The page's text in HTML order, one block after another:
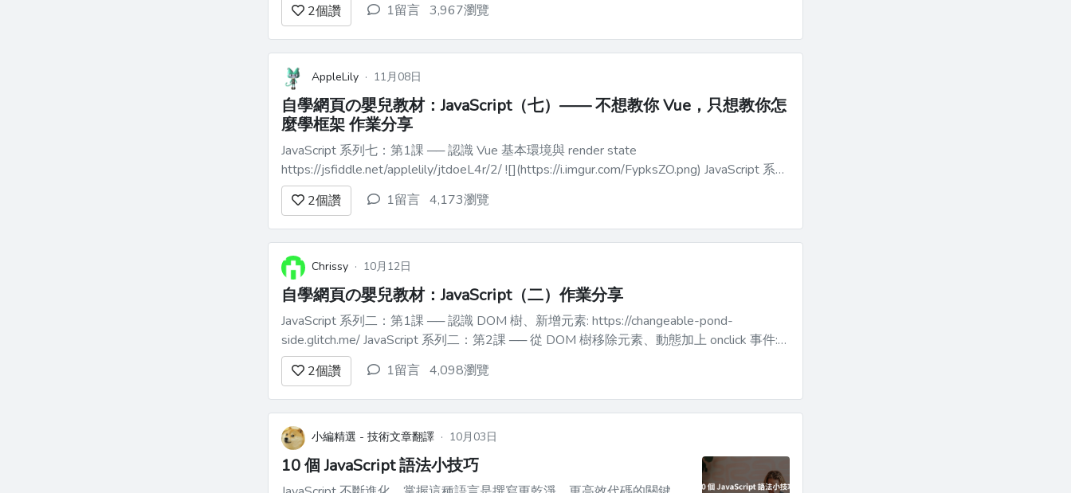
2個讚 1留言 3,967瀏覽
AppleLily · 11月08日
自學網頁の嬰兒教材：JavaScript（七）—— 不想教你 Vue，只想教你怎
麼學框架 作業分享
JavaScript 系列七：第1課 ── 認識 Vue 基本環境與 render state
https://jsfiddle.net/applelily/jtdoeL4r/2/ ![](https://i.imgur.com/FypksZO.png) JavaScript 系列
七：第2...
2個讚 1留言 4,173瀏覽
Chrissy · 10月12日
自學網頁の嬰兒教材：JavaScript（二）作業分享
JavaScript 系列二：第1課 ── 認識 DOM 樹、新增元素: https://changeable-pond-
side.glitch.me/ JavaScript 系列二：第2課 ── 從 DOM 樹移除元素、動態加上 onclick 事件:
https://cake-po...
2個讚 1留言 4,098瀏覽
小編精選 - 技術文章翻譯 · 10月03日
10 個 JavaScript 語法小技巧